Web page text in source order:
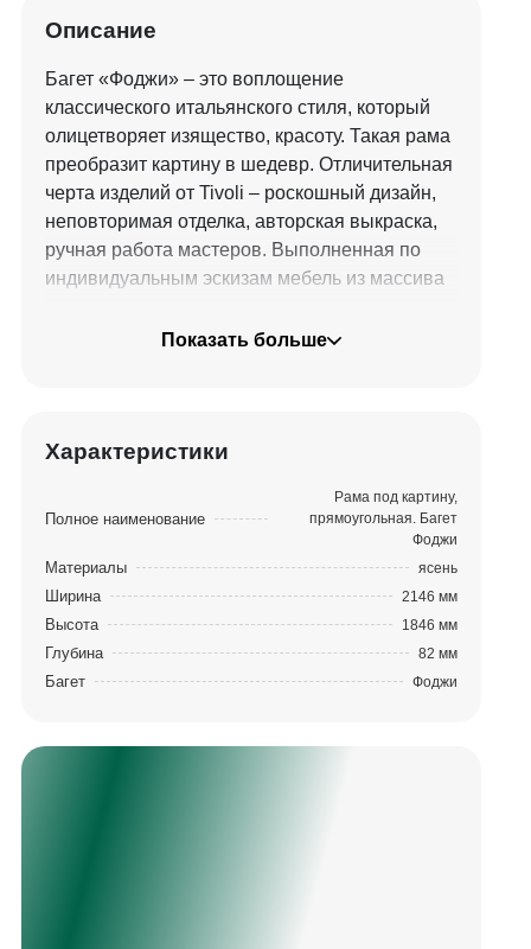
Описание
Багет «Фоджи» – это воплощение
классического итальянского стиля, который
олицетворяет изящество, красоту. Такая рама
преобразит картину в шедевр. Отличительная
черта изделий от Tivoli – роскошный дизайн,
неповторимая отделка, авторская выкраска,
ручная работа мастеров. Выполненная по
индивидуальным эскизам мебель из массива
ваш привычный интерьер.
Показать больше
Характеристики
Полное наименование
Рама под картину,
прямоугольная. Багет
Фоджи
Материалы ясень
Ширина 2146 мм
Высота 1846 мм
Глубина 82 мм
Багет Фоджи